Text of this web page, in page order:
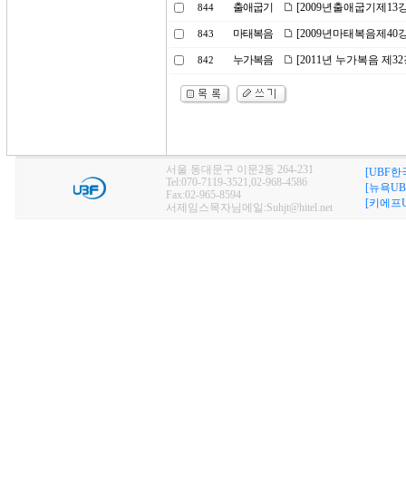
844 출애굽기 [2009년출애굽기제13
843 마태복음 [2009년마태복음제40
842 누가복음 [2011년 누가복음 제
서울 동대문구 이문2동 264-231
Tel:070-7119-3521,02-968-4586
Fax:02-965-8594
서제임스목자님메일:Suhjt@hitel.net
[UBF한
[뉴욕
[키에프